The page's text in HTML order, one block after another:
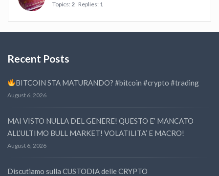
Topics: 2 Replies: 1
Recent Posts
BITCOIN STA MATURANDO? #bitcoin #crypto #trading
August 6, 2026
MAI VISTO NULLA DEL GENERE! QUESTO E’ MANCATO
ALL’ULTIMO BULL MARKET! VOLATILITA’ E MACRO!
August 6, 2026
Discutiamo sulla CUSTODIA delle CRYPTO